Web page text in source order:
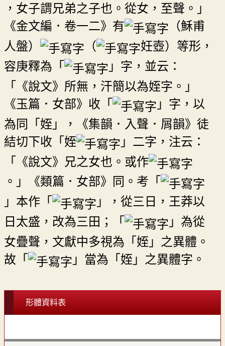
，女子謂兄弟之子也。從女，至聲。」
《金文編．卷一二》有
（穌甫
人盤）
（
妊壺）等形，
容庚釋為「
」字，並云：
「《說文》所無，汗簡以為姪字。」
《玉篇．女部》收「
」字，以
為同「姪」，《集韻．入聲．屑韻》徒
結切下收「姪
」二字，注云：
「《說文》兄之女也。或作
。」《類篇．女部》同。考「
」本作「
」，從三日，王莽以
日太盛，改為三田；「
」為從
女疊聲，文獻中多視為「姪」之異體。
故「
」當為「姪」之異體字。
形體資料表